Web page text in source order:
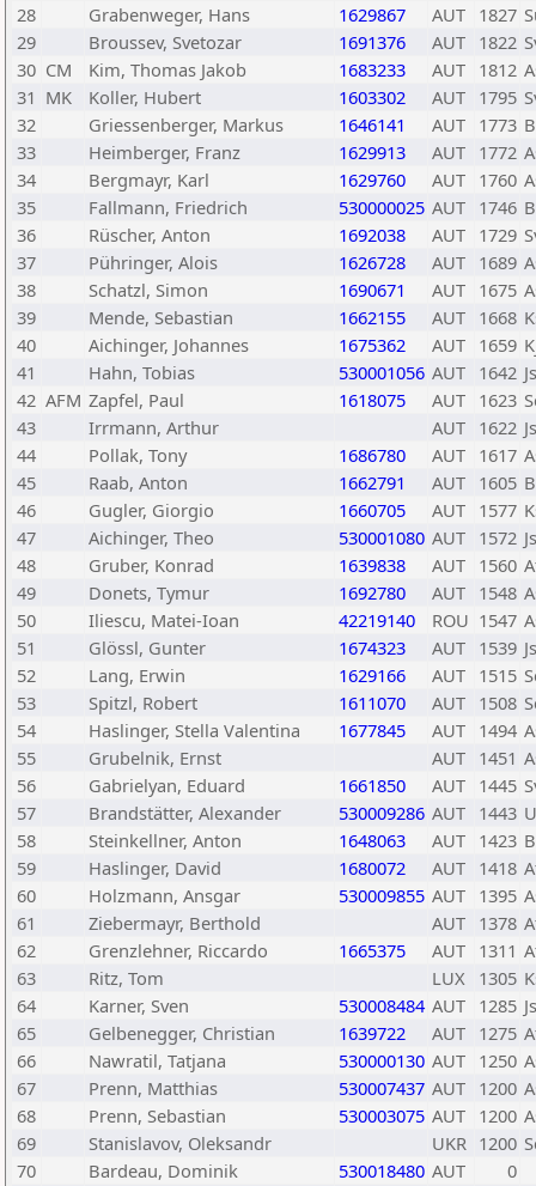
28
Grabenweger, Hans 1629867 AUT 1827
29
Broussev, Svetozar 1691376 AUT 1822
30 CM Kim, Thomas Jakob 1683233 AUT 1812
31 MK Koller, Hubert 1603302 AUT 1795
32
Griessenberger, Markus 1646141 AUT 1773
33
Heimberger, Franz 1629913 AUT 1772
34
Bergmayr, Karl 1629760 AUT 1760
35
Fallmann, Friedrich 530000025 AUT 1746
36
Rüscher, Anton 1692038 AUT 1729
37
Pühringer, Alois 1626728 AUT 1689
38
Schatzl, Simon 1690671 AUT 1675
39
Mende, Sebastian 1662155 AUT 1668
40
Aichinger, Johannes 1675362 AUT 1659
41
Hahn, Tobias 530001056 AUT 1642
42 AFM Zapfel, Paul 1618075 AUT 1623
43
Irrmann, Arthur AUT 1622
44
Pollak, Tony 1686780 AUT 1617
45
Raab, Anton 1662791 AUT 1605
46
Gugler, Giorgio 1660705 AUT 1577
47
Aichinger, Theo 530001080 AUT 1572
48
Gruber, Konrad 1639838 AUT 1560
49
Donets, Tymur 1692780 AUT 1548
50
Iliescu, Matei-Ioan 42219140 ROU 1547
51
Glössl, Gunter 1674323 AUT 1539
52
Lang, Erwin 1629166 AUT 1515
53
Spitzl, Robert 1611070 AUT 1508
54
Haslinger, Stella Valentina 1677845 AUT 1494
55
Grubelnik, Ernst AUT 1451
56
Gabrielyan, Eduard 1661850 AUT 1445
57
Brandstätter, Alexander 530009286 AUT 1443
58
Steinkellner, Anton 1648063 AUT 1423
59
Haslinger, David 1680072 AUT 1418
60
Holzmann, Ansgar 530009855 AUT 1395
61
Ziebermayr, Berthold AUT 1378
62
Grenzlehner, Riccardo 1665375 AUT 1311
63
Ritz, Tom LUX 1305
64
Karner, Sven 530008484 AUT 1285
65
Gelbenegger, Christian 1639722 AUT 1275
66
Nawratil, Tatjana 530000130 AUT 1250
67
Prenn, Matthias 530007437 AUT 1200
68
Prenn, Sebastian 530003075 AUT 1200
69
Stanislavov, Oleksandr UKR 1200
70
Bardeau, Dominik 530018480 AUT 0